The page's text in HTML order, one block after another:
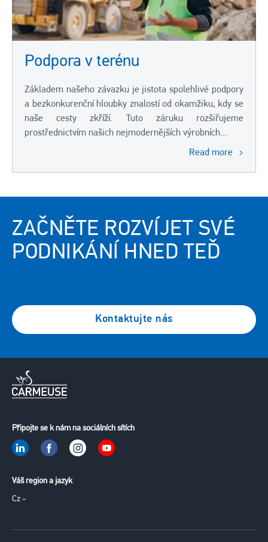
Podpora v terénu
Základem našeho závazku je jistota spolehlivé podpory
a bezkonkurenční hloubky znalostí od okamžiku, kdy se
naše cesty zkříží. Tuto záruku rozšiřujeme
prostřednictvím našich nejmodernějších výrobních...
Read more
ZAČNĚTE ROZVÍJET SVÉ
PODNIKÁNÍ HNED TEĎ
Kontaktujte nás
Připojte se k nám na sociálních sítích
Váš region a jazyk
Cz